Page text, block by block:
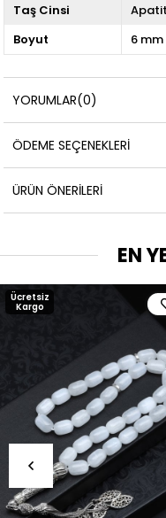
Taş Cinsi
Apatit
Boyut
6 mm
YORUMLAR(0)
ÖDEME SEÇENEKLERI
ÜRÜN ÖNERILERI
EN
Ücretsiz
Kargo